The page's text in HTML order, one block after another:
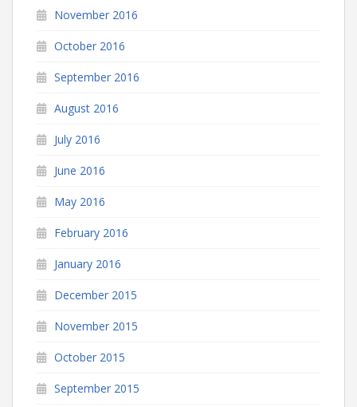
November 2016
October 2016
September 2016
August 2016
July 2016
June 2016
May 2016
February 2016
January 2016
December 2015
November 2015
October 2015
September 2015